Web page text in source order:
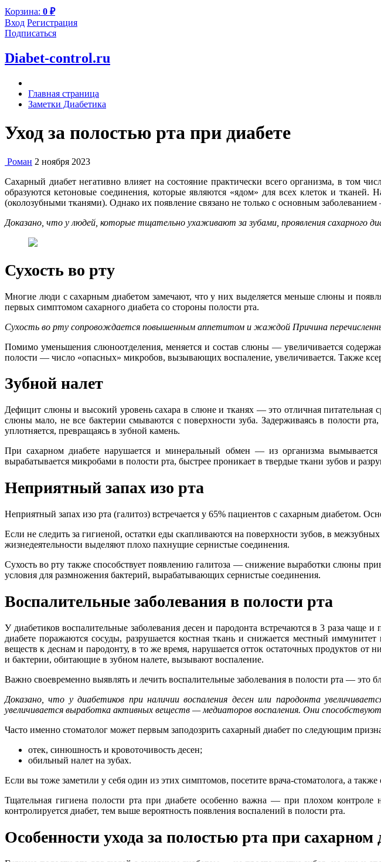
Корзина: 0 ₽
Вход Регистрация
Подписаться
Diabet-control.ru
Главная страница
Заметки Диабетика
Уход за полостью рта при диабете
Роман 2 ноября 2023
Сахарный диабет негативно влияет на состояние практически всего организма, в том
образуются кетоновые соединения, которые являются «ядом» для всех клеток и
(околозубными тканями). Однако их появление связано не только с основным
Доказано, что у людей, которые тщательно ухаживают за зубами, проявления сахарного
Сухость во рту
Многие люди с сахарным диабетом замечают, что у них выделяется меньше слюны и
первых симптомом сахарного диабета со стороны полости рта.
Сухость во рту сопровождается повышенным аппетитом и жаждой Причина
Помимо уменьшения слюноотделения, меняется и состав слюны — увеличивается
полости — число «опасных» микробов, вызывающих воспаление, увеличивается. Также
Зубной налет
Дефицит слюны и высокий уровень сахара в слюне и тканях — это отличная питательная
слюны мало, не все бактерии смываются с поверхности зуба. Задерживаясь в полости
уплотняется, превращаясь в зубной камень.
При сахарном диабете нарушается и минеральный обмен — из организма вымывается
вырабатывается микробами в полости рта, быстрее проникает в твердые ткани зубов и
Неприятный запах изо рта
Неприятный запах изо рта (галитоз) встречается у 65% пациентов с сахарным диабетом.
Если не следить за гигиеной, остатки еды скапливаются на поверхности зубов, в
жизнедеятельности выделяют плохо пахнущие сернистые соединения.
Сухость во рту также способствует появлению галитоза — снижение выработки слюны
условия для размножения бактерий, вырабатывающих сернистые соединения.
Воспалительные заболевания в полости рта
У диабетиков воспалительные заболевания десен и пародонта встречаются в 3 раза
диабете поражаются сосуды, разрушается костная ткань и снижается местный
веществ к деснам и пародонту, в то же время, нарушается отток остаточных продуктов
и бактерии, обитающие в зубном налете, вызывают воспаление.
Важно своевременно выявлять и лечить воспалительные заболевания в полости рта — это
Доказано, что у диабетиков при наличии воспаления десен или пародонта
увеличивается выработка активных веществ — медиаторов воспаления. Они
Часто именно стоматолог может первым заподозрить сахарный диабет по следующим
отек, синюшность и кровоточивость десен;
обильный налет на зубах.
Если вы тоже заметили у себя один из этих симптомов, посетите врача-стоматолога, а
Тщательная гигиена полости рта при диабете особенно важна — при плохом
контролируется диабет, тем выше вероятность появления воспалений в полости рта.
Особенности ухода за полостью рта при сахарном